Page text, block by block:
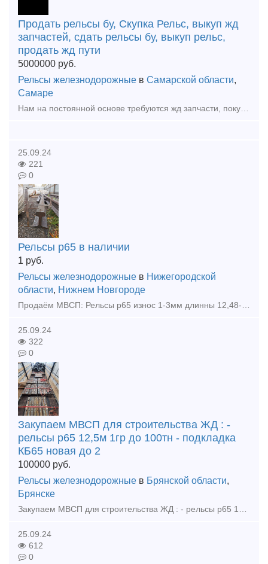
Продать рельсы бу, Скупка Рельс, выкуп жд
запчастей, сдать рельсы бу, выкуп рельс,
продать жд пути
5000000 руб.
Рельсы железнодорожные в Самарской области,
Самаре
Нам на постоянной основе требуются жд запчасти, покупаем Дорого жд колодки, автосцепки, клин ханина, жд подкладки, накладки железнодорожные как новые так и бу. Мы готовы рассмотреть любые ваши предлож
25.09.24
221
0
Рельсы р65 в наличии
1 руб.
Рельсы железнодорожные в Нижегородской
области, Нижнем Новгороде
Продаём МВСП: Рельсы р65 износ 1-3мм длинны 12,48-12,68м количество 29шт Рельсы р65 износ 1-3мм длинны 11,40-11,88м количество 10шт Рельсы р65 износ 1-2мм длинны 9,88м количество 4шт Рельс
25.09.24
322
0
Закупаем МВСП для строительства ЖД : -
рельсы р65 12,5м 1гр до 100тн - подкладка
КБ65 новая до 2
100000 руб.
Рельсы железнодорожные в Брянской области,
Брянске
Закупаем МВСП для строительства ЖД : - рельсы р65 12,5м 1гр до 100тн - подкладка КБ65 новая до 20тн - подкладка КД65 новая и бу до 20тн - болт клеммный м22х75 новый голый и в сборе, новый и бу
25.09.24
612
0